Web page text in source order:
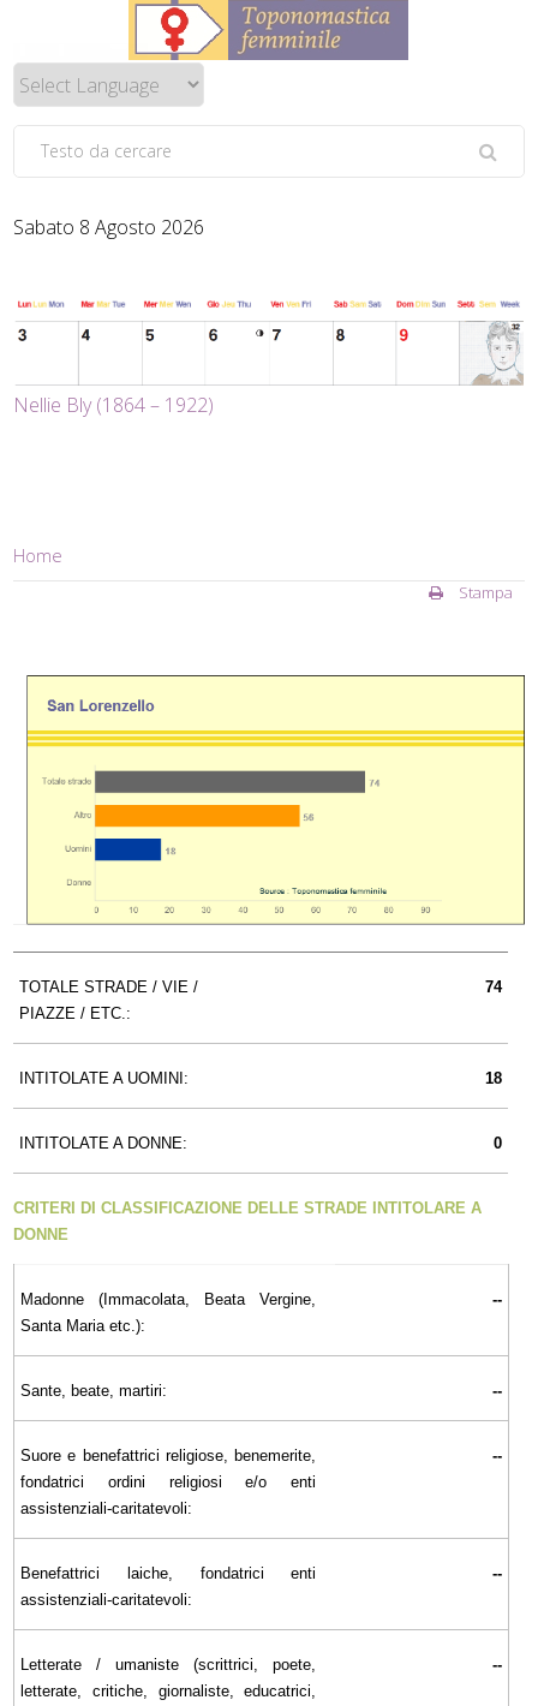
Sabato 8 Agosto 2026
Nellie Bly (1864 – 1922)
Home
Stampa
TOTALE STRADE / VIE /
PIAZZE / ETC.:
74
INTITOLATE A UOMINI: 18
INTITOLATE A DONNE: 0
CRITERI DI CLASSIFICAZIONE DELLE STRADE INTITOLARE A
DONNE
Madonne (Immacolata, Beata Vergine,
Santa Maria etc.):
--
Sante, beate, martiri: --
Suore e benefattrici religiose, benemerite,
fondatrici ordini religiosi e/o enti
assistenziali-caritatevoli:
--
Benefattrici laiche, fondatrici enti
assistenziali-caritatevoli:
--
Letterate / umaniste (scrittrici, poete,
letterate, critiche, giornaliste, educatrici,
--